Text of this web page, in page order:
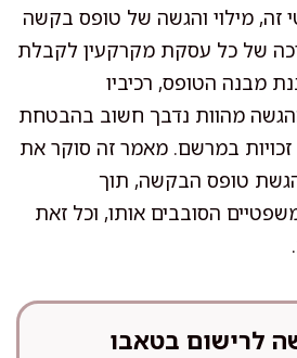
מילוי והגשה של טופס בקשה
של כל עסקת מקרקעין לקבלת
מבנה הטופס, רכיביו
מהוות נדבך חשוב בהבטחת
זכויות במרשם. מאמר זה סוקר את
טופס הבקשה, תוך
הסובבים אותו, וכל זאת
לרישום בטאבו